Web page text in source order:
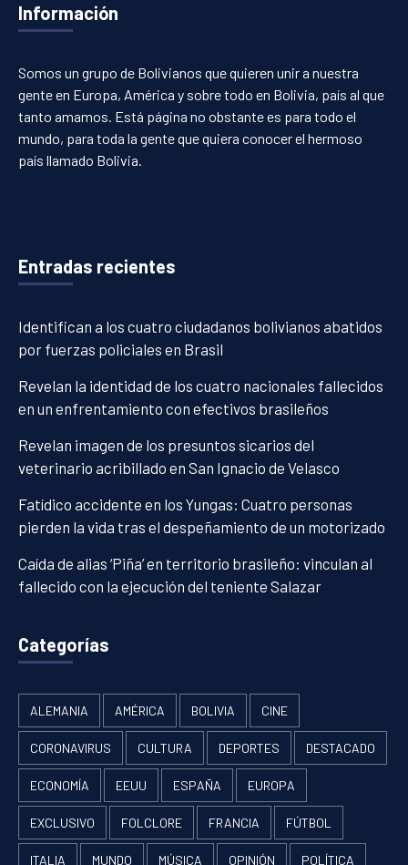
Información
Somos un grupo de Bolivianos que quieren unir a nuestra
gente en Europa, América y sobre todo en Bolivia, país al que
tanto amamos. Está página no obstante es para todo el
mundo, para toda la gente que quiera conocer el hermoso
país llamado Bolivia.
Entradas recientes
Identifican a los cuatro ciudadanos bolivianos abatidos
por fuerzas policiales en Brasil
Revelan la identidad de los cuatro nacionales fallecidos
en un enfrentamiento con efectivos brasileños
Revelan imagen de los presuntos sicarios del
veterinario acribillado en San Ignacio de Velasco
Fatídico accidente en los Yungas: Cuatro personas
pierden la vida tras el despeñamiento de un motorizado
Caída de alias ‘Piña’ en territorio brasileño: vinculan al
fallecido con la ejecución del teniente Salazar
Categorías
ALEMANIA AMÉRICA BOLIVIA CINE
CORONAVIRUS CULTURA DEPORTES DESTACADO
ECONOMÍA EEUU ESPAÑA EUROPA
EXCLUSIVO FOLCLORE FRANCIA FÚTBOL
ITALIA MUNDO MÚSICA OPINIÓN POLÍTICA